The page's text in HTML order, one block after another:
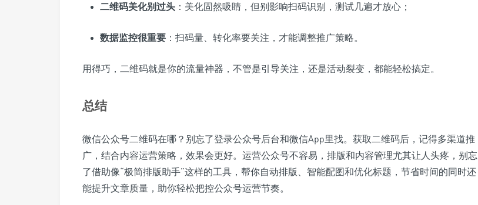
二维码美化别过头 ：美化固然吸睛，但别影响扫码识别，测试几遍才放心；
数据监控很重要 ：扫码量、转化率要关注，才能调整推广策略。
用得巧，二维码就是你的流量神器，不管是引导关注，还是活动裂变，都能轻松搞定。
总结
微信公众号二维码在哪？别忘了登录公众号后台和微信App里找。获取二维码后，记得多渠道推
广，结合内容运营策略，效果会更好。运营公众号不容易，排版和内容管理尤其让人头疼，别忘
了借助像“极简排版助手”这样的工具，帮你自动排版、智能配图和优化标题，节省时间的同时还
能提升文章质量，助你轻松把控公众号运营节奏。